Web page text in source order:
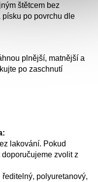
štětcem bez
písku po povrchu dle
plnější, matnější a
po zaschnutí
lakování. Pokud
zvolit z
ředitelný, polyuretanový,